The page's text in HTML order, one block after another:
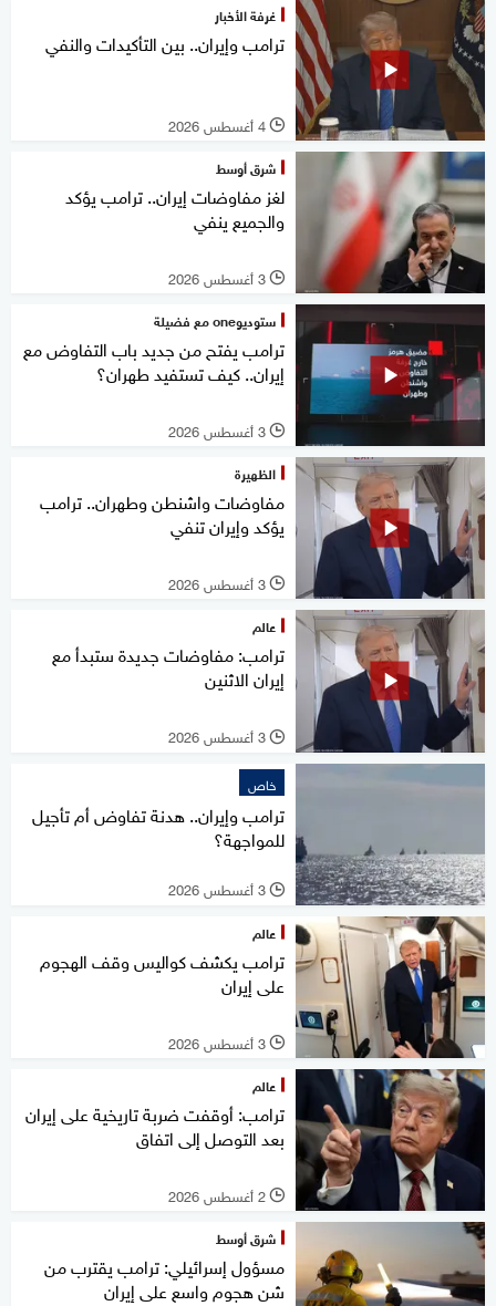
غرفة الأخبار
ترامب وإيران.. بين التأكيدات والنفي
l 4 أغسطس 2026
شرق أوسط
لغز مفاوضات إيران.. ترامب يؤكد
والجميع ينفي
l 3 أغسطس 2026
ستوديوone مع فضيلة
ترامب يفتح من جديد باب التفاوض مع
إيران.. كيف تستفيد طهران؟
l 3 أغسطس 2026
الظهيرة
مفاوضات واشنطن وطهران.. ترامب
يؤكد وإيران تنفي
l 3 أغسطس 2026
عالم
ترامب: مفاوضات جديدة ستبدأ مع
إيران الاثنين
l 3 أغسطس 2026
خاص
ترامب وإيران.. هدنة تفاوض أم تأجيل
للمواجهة؟
l 3 أغسطس 2026
عالم
ترامب يكشف كواليس وقف الهجوم
على إيران
l 3 أغسطس 2026
عالم
ترامب: أوقفت ضربة تاريخية على إيران
بعد التوصل إلى اتفاق
l 2 أغسطس 2026
شرق أوسط
مسؤول إسرائيلي: ترامب يقترب من
شن هجوم واسع على إيران